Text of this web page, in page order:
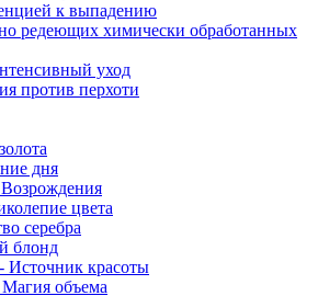
к выпадению
редеющих химически обработанных
уход
против перхоти
дня
цвета
серебра
блонд
Источник красоты
объема